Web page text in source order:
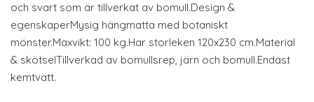
och svart som är tillverkat av bomull.Design &
egenskaperMysig hängmatta med botaniskt
mönster.Maxvikt: 100 kg.Har storleken 120x230 cm.Material
& skötselTillverkad av bomullsrep, järn och bomull.Endast
kemtvätt.